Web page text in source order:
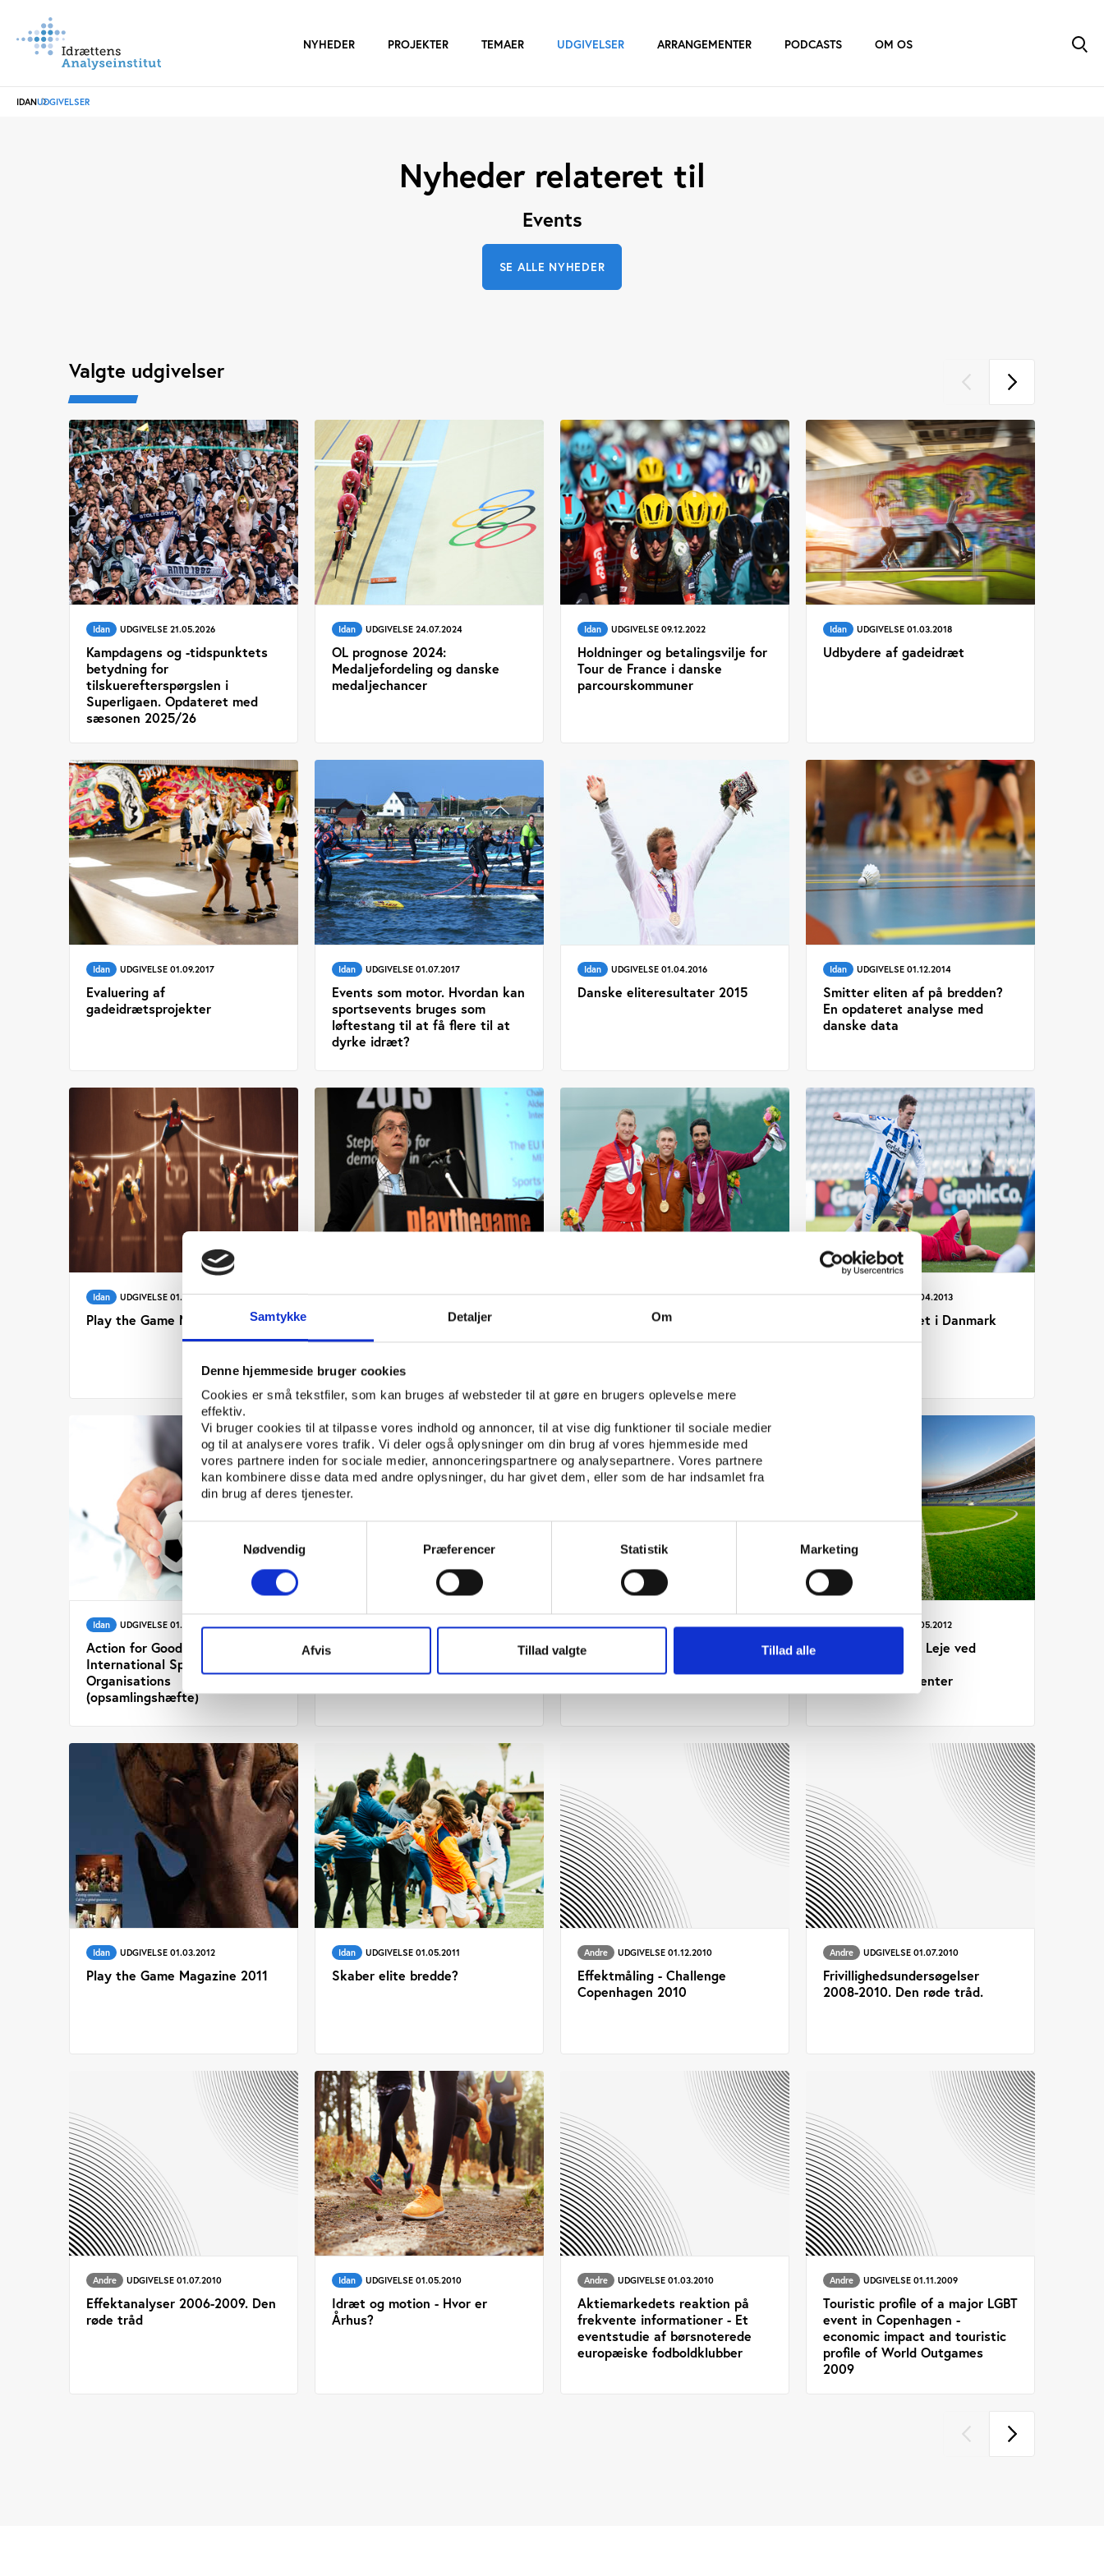
Samtykke Detaljer Om
Denne hjemmeside bruger cookies
Cookies er små tekstfiler, som kan bruges af websteder til at gøre en brugers oplevelse mere
effektiv.
Vi bruger cookies til at tilpasse vores indhold og annoncer, til at vise dig funktioner til sociale medier
og til at analysere vores trafik. Vi deler også oplysninger om din brug af vores hjemmeside med
vores partnere inden for sociale medier, annonceringspartnere og analysepartnere. Vores partnere
kan kombinere disse data med andre oplysninger, du har givet dem, eller som de har indsamlet fra
din brug af deres tjenester.
Nødvendig
Præferencer Statistik Marketing
Afvis Tillad valgte Tillad alle
NYHEDER PROJEKTER TEMAER UDGIVELSER ARRANGEMENTER PODCASTS OM OS
IDANUDGIVELSER
Nyheder relateret til
Events
SE ALLE NYHEDER
Valgte udgivelser
Idan UDGIVELSE 21.05.2026
Kampdagens og -tidspunktets
betydning for
tilskuerefterspørgslen i
Superligaen. Opdateret med
sæsonen 2025/26
Idan UDGIVELSE 24.07.2024
OL prognose 2024:
Medaljefordeling og danske
medaljechancer
Idan UDGIVELSE 09.12.2022
Holdninger og betalingsvilje for
Tour de France i danske
parcourskommuner
Idan UDGIVELSE 01.03.2018
Udbydere af gadeidræt
Idan UDGIVELSE 01.09.2017
Evaluering af
gadeidrætsprojekter
Idan UDGIVELSE 01.07.2017
Events som motor. Hvordan kan
sportsevents bruges som
løftestang til at få flere til at
dyrke idræt?
Idan UDGIVELSE 01.04.2016
Danske eliteresultater 2015
Idan UDGIVELSE 01.12.2014
Smitter eliten af på bredden?
En opdateret analyse med
danske data
Idan UDGIVELSE 01.05.2014
Play the Game Magazine 2013
Idan UDGIVELSE 01.12.2013
Evaluering af Play the Game
2013
Idan UDGIVELSE 01.06.2013
Dansk elitesport i fremgang
Idan UDGIVELSE 01.04.2013
Elitesportsmiljøet i Danmark
Idan UDGIVELSE 01.04.2013
Action for Good Governance in
International Sports
Organisations
(opsamlingshæfte)
PtG UDGIVELSE 01.04.2013
Action for Good Governance in
Organisations (rapport)
Andre UDGIVELSE 01.01.2013
Evaluering af Giro-starten 2012
Idan UDGIVELSE 01.05.2012
Danske arenaer. Leje ved
idrætsarrangementer
Idan UDGIVELSE 01.03.2012
Play the Game Magazine 2011
Idan UDGIVELSE 01.05.2011
Skaber elite bredde?
Andre UDGIVELSE 01.12.2010
Effektmåling - Challenge
Copenhagen 2010
Andre UDGIVELSE 01.07.2010
Frivillighedsundersøgelser
2008-2010. Den røde tråd.
Andre UDGIVELSE 01.07.2010
Effektanalyser 2006-2009. Den
røde tråd
Idan UDGIVELSE 01.05.2010
Idræt og motion - Hvor er
Århus?
Andre UDGIVELSE 01.03.2010
Aktiemarkedets reaktion på
frekvente informationer - Et
eventstudie af børsnoterede
europæiske fodboldklubber
Andre UDGIVELSE 01.11.2009
Touristic profile of a major LGBT
event in Copenhagen -
economic impact and touristic
profile of World Outgames
2009